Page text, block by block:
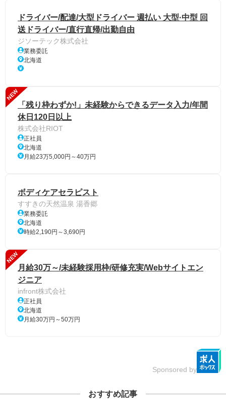
ドライバー/配達/大型ドライバー 週払い 大型·中型 回
送ドライバー/直行直帰/出勤自由
ジソーテック株式会社
業務委託
北海道
NEW
「残り枠わずか!」未経験からできるデータ入力/年間
休日120日以上
株式会社RIOT
正社員
北海道
月給23万5,000円～40万円
ボディケアセラピスト
すすきの天然温泉 湯香郷
業務委託
北海道
時給2,190円～3,690円
NEW
月給30万～/未経験採用枠/研修充実/Webサイトエン
ジニア
infront株式会社
正社員
北海道
月給30万円～50万円
Sponsored by
おすすめ記事